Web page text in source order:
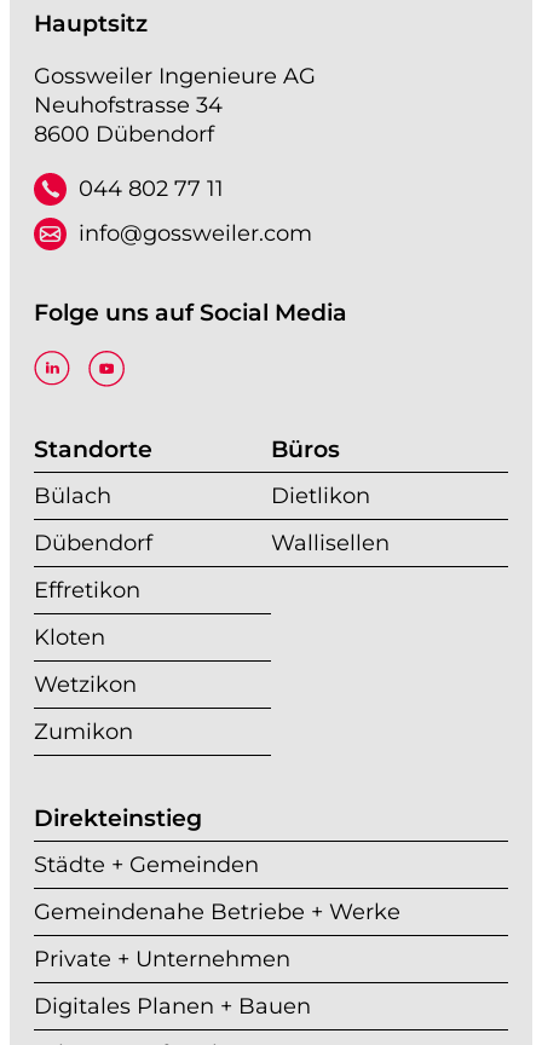
Hauptsitz
Gossweiler Ingenieure AG
Neuhofstrasse 34
8600 Dübendorf
044 802 77 11
info@gossweiler.com
Folge uns auf Social Media
Standorte
Bülach
Dübendorf
Effretikon
Kloten
Wetzikon
Zumikon
Büros
Dietlikon
Wallisellen
Direkteinstieg
Städte + Gemeinden
Gemeindenahe Betriebe + Werke
Private + Unternehmen
Digitales Planen + Bauen